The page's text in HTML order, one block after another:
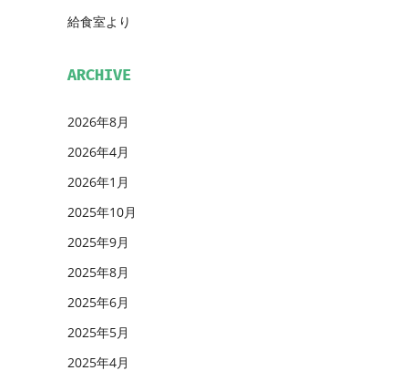
給食室より
ARCHIVE
2026年8月
2026年4月
2026年1月
2025年10月
2025年9月
2025年8月
2025年6月
2025年5月
2025年4月